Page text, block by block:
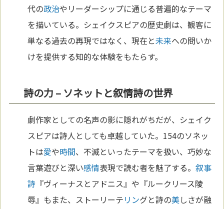
代の政治やリーダーシップに通じる普遍的なテーマ
を描いている。シェイクスピアの歴史劇は、観客に
単なる過去の再現ではなく、現在と未来への問いか
けを提供する知的な体験をもたらす。
詩の力 – ソネットと叙情詩の世界
劇作家としての名声の影に隠れがちだが、シェイク
スピアは詩人としても卓越していた。154のソネッ
トは愛や時間、不滅といったテーマを扱い、巧妙な
言葉遊びと深い感情表現で読む者を魅了する。叙事
詩 『ヴィーナスとアドニス』や『ルークリース陵
辱』もまた、ストーリーテリングと詩の美しさが融